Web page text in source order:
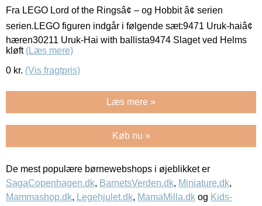
Fra LEGO Lord of the Ringsâ¢ – og Hobbit â¢ serien
serien.LEGO figuren indgår i følgende sæt:9471 Uruk-haiâ¢
hæren30211 Uruk-Hai with ballista9474 Slaget ved Helms
kløft (Læs mere)
0 kr. (Vis fragtpris)
Læs mere »
Køb nu »
De mest populære børnewebshops i øjeblikket er
SagaCopenhagen.dk, BarnetsVerden.dk, Miniature.dk,
Mammashop.dk, Legehjulet.dk, MamaMilla.dk og Kids-